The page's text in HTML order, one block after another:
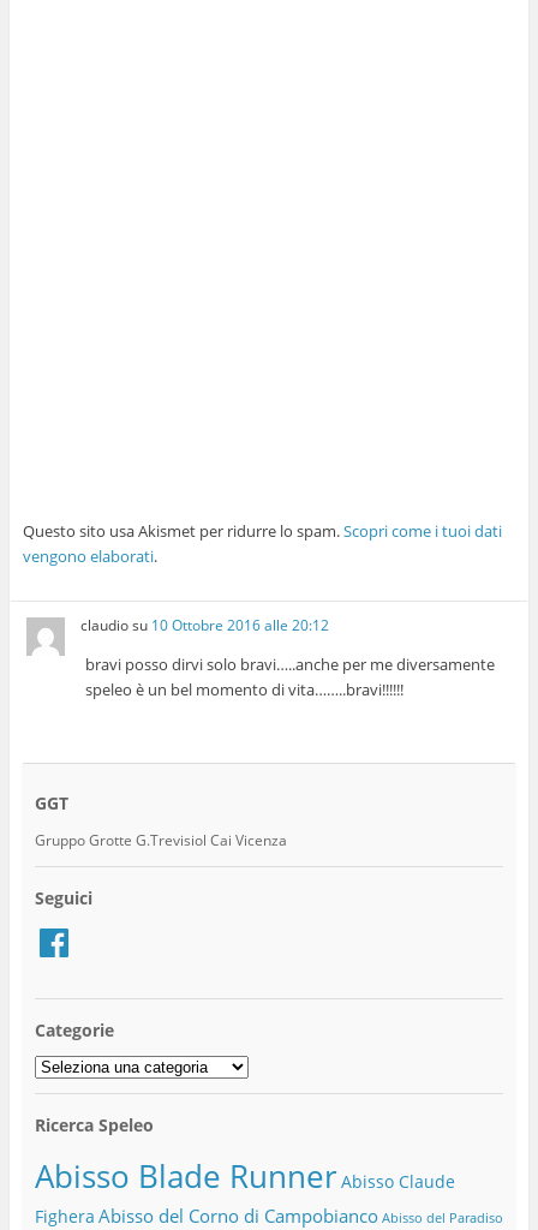
Questo sito usa Akismet per ridurre lo spam.Scopri come i tuoi dati
vengono elaborati.
claudiosu 10 Ottobre 2016 alle 20:12
bravi posso dirvi solo bravi…..anche per me diversamente
speleo è un bel momento di vita……..bravi!!!!!!
GGT
Gruppo Grotte G.Trevisiol Cai Vicenza
Seguici
Facebook
Categorie
Categorie
Ricerca Speleo
Abisso Blade RunnerAbisso Claude
Fighera Abisso del Corno di Campobianco Abisso del Paradiso